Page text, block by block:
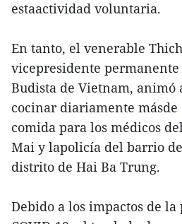
estaactividad voluntaria.
En tanto, el venerable
vicepresidente permanente
Budista de Vietnam, animó
cocinar diariamente másde
comida para los médicos
Mai y lapolicía del barrio
distrito de Hai Ba Trung.
Debido a los impactos de